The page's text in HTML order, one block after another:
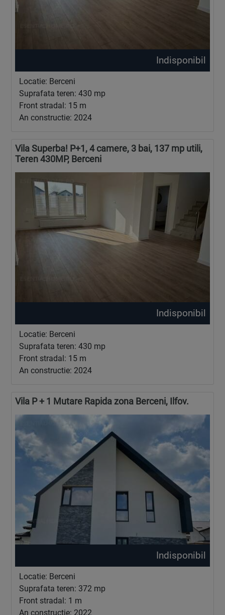
Indisponibil
Locatie: Berceni
Suprafata teren: 430 mp
Front stradal: 15 m
An constructie: 2024
Vila Superba! P+1, 4 camere, 3 bai, 137 mp utili,
Teren 430MP, Berceni
Indisponibil
Locatie: Berceni
Suprafata teren: 430 mp
Front stradal: 15 m
An constructie: 2024
Vila P + 1 Mutare Rapida zona Berceni, Ilfov.
Indisponibil
Locatie: Berceni
Suprafata teren: 372 mp
Front stradal: 1 m
An constructie: 2022